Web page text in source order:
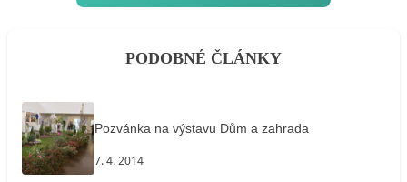
PODOBNÉ ČLÁNKY
Pozvánka na výstavu Dům a zahrada
7. 4. 2014